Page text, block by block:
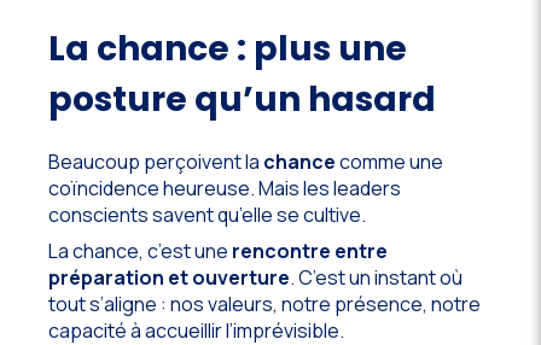
La chance : plus une
posture qu’un hasard
Beaucoup perçoivent la chancecomme une
coïncidence heureuse. Mais les leaders
conscients savent qu’elle se cultive.
La chance, c’est une rencontre entre
préparation et ouverture. C’est un instant où
tout s’aligne : nos valeurs, notre présence, notre
capacité à accueillir l’imprévisible.